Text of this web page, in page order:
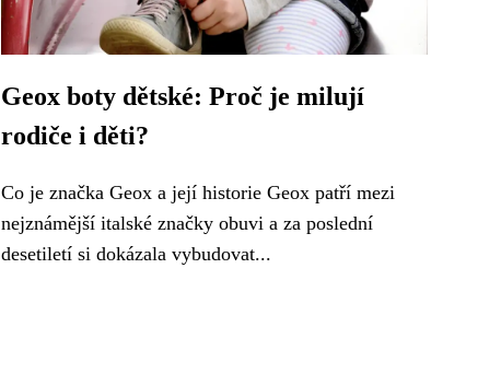
Geox boty dětské: Proč je milují
rodiče i děti?
Co je značka Geox a její historie Geox patří mezi
nejznámější italské značky obuvi a za poslední
desetiletí si dokázala vybudovat...